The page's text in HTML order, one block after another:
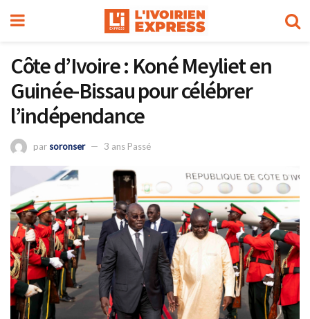
Côte d’Ivoire : Koné Meyliet en
Guinée-Bissau pour célébrer
l’indépendance
par soronser 3 ans Passé